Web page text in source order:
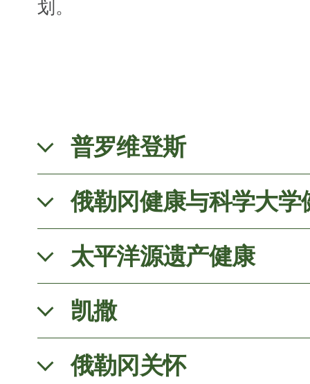
普罗维登斯
俄勒冈健康与科学大学
太平洋源遗产健康
凯撒
俄勒冈关怀
划。